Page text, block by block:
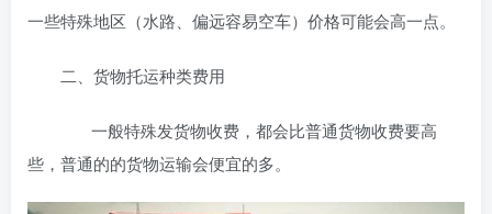
一些特殊地区（水路、偏远容易空车）价格可能会高一点。
二、货物托运种类费用
一般特殊发货物收费，都会比普通货物收费要高
些，普通的的货物运输会便宜的多。